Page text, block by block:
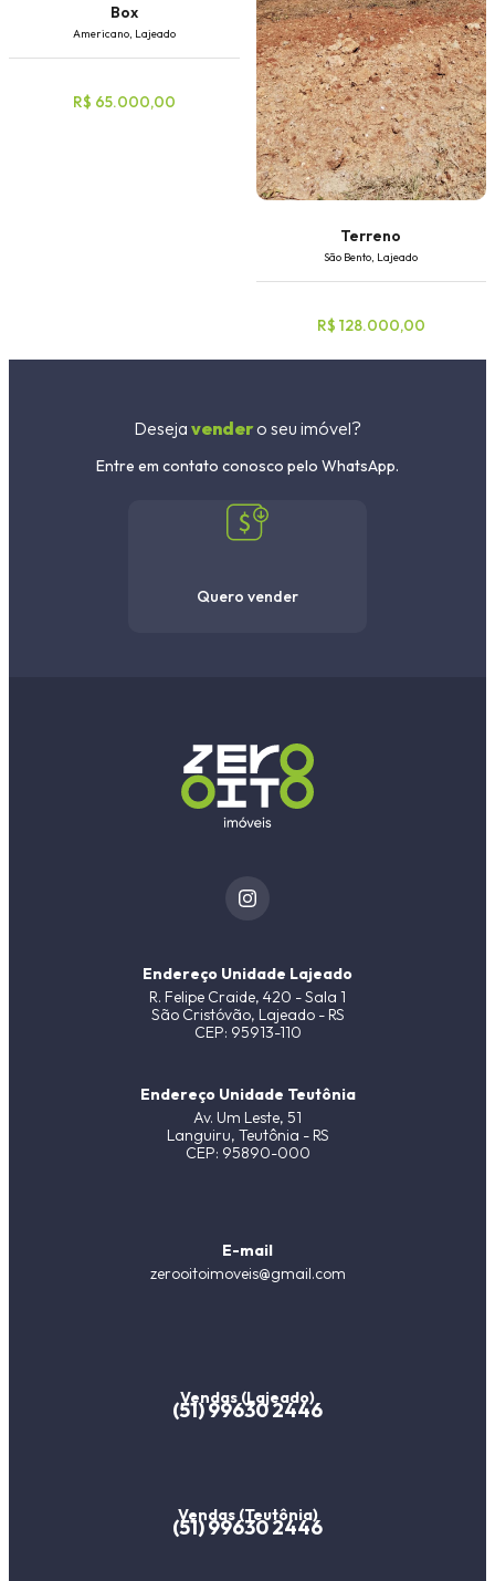
Box
Americano, Lajeado
R$ 65.000,00
Terreno
São Bento, Lajeado
R$ 128.000,00
Deseja vendero seu imóvel?
Entre em contato conosco pelo WhatsApp.
Quero vender
Endereço Unidade Lajeado
R. Felipe Craide, 420 - Sala 1
São Cristóvão, Lajeado - RS
CEP: 95913-110
Endereço Unidade Teutônia
Av. Um Leste, 51
Languiru, Teutônia - RS
CEP: 95890-000
E-mail
zerooitoimoveis@gmail.com
Vendas (Lajeado)
(51) 99630 2446
Vendas (Teutônia)
(51) 99630 2446